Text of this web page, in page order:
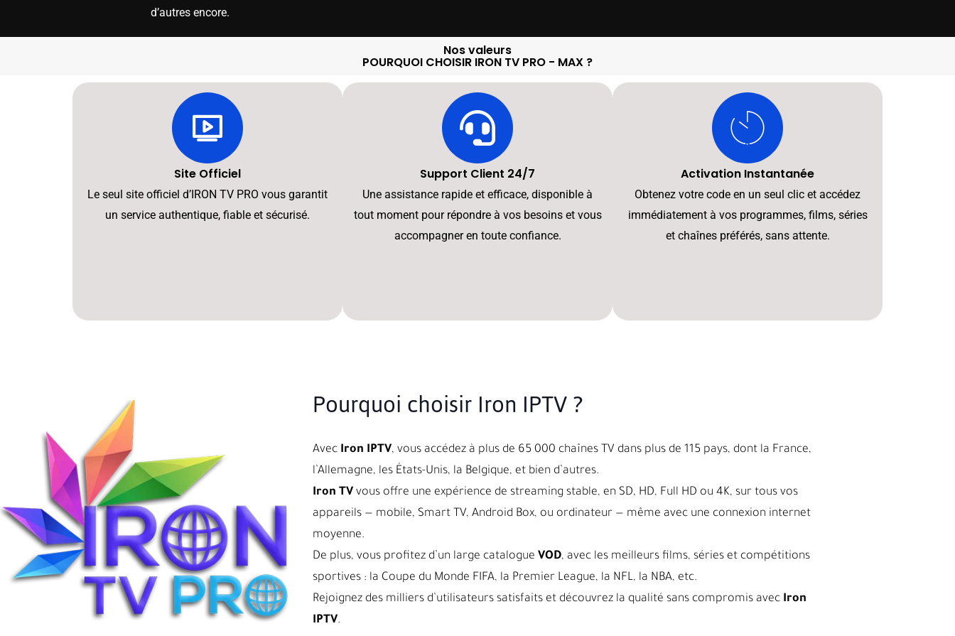
d’autres encore.
Nos valeurs
POURQUOI CHOISIR IRON TV PRO - MAX ?
Site Officiel
Le seul site officiel d’IRON TV PRO vous garantit
un service authentique, fiable et sécurisé.
Support Client 24/7
Une assistance rapide et efficace, disponible à
tout moment pour répondre à vos besoins et vous
accompagner en toute confiance.
Activation Instantanée
Obtenez votre code en un seul clic et accédez
immédiatement à vos programmes, films, séries
et chaînes préférés, sans attente.
Pourquoi choisir Iron IPTV ?
Avec Iron IPTV, vous accédez à plus de 65 000 chaînes TV dans plus de 115 pays, dont la France,
l’Allemagne, les États-Unis, la Belgique, et bien d’autres.
Iron TVvous offre une expérience de streaming stable, en SD, HD, Full HD ou 4K, sur tous vos
appareils — mobile, Smart TV, Android Box, ou ordinateur — même avec une connexion internet
moyenne.
De plus, vous profitez d’un large catalogue VOD, avec les meilleurs films, séries et compétitions
sportives : la Coupe du Monde FIFA, la Premier League, la NFL, la NBA, etc.
Rejoignez des milliers d’utilisateurs satisfaits et découvrez la qualité sans compromis avec Iron
IPTV.